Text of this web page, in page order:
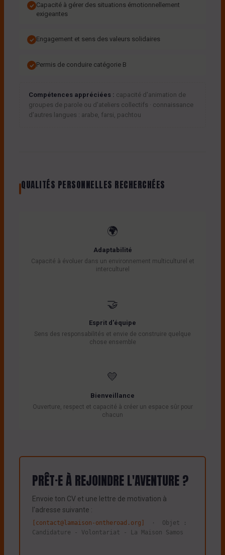
Capacité à gérer des situations émotionnellement
exigeantes
Engagement et sens des valeurs solidaires
Permis de conduire catégorie B
Compétences appréciées : capacité d'animation de
groupes de parole ou d'ateliers collectifs · connaissance
d'autres langues : arabe, farsi, pachtou
QUALITÉS PERSONNELLES RECHERCHÉES
🌍
Adaptabilité
Capacité à évoluer dans un environnement multiculturel et
interculturel
🤝
Esprit d'équipe
Sens des responsabilités et envie de construire quelque
chose ensemble
💛
Bienveillance
Ouverture, respect et capacité à créer un espace sûr pour
chacun
PRÊT·E À REJOINDRE L'AVENTURE ?
Envoie ton CV et une lettre de motivation à
l'adresse suivante :
[contact@lamaison-ontheroad.org]
· Objet :
Candidature - Volontariat - La Maison Samos